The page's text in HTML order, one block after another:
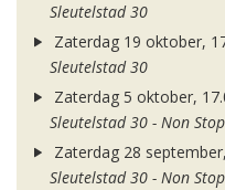
Sleutelstad 30
Zaterdag 19 oktober,
Sleutelstad 30
Zaterdag 5 oktober,
Sleutelstad 30 - Non Stop
Zaterdag 28
Sleutelstad 30 - Non Stop